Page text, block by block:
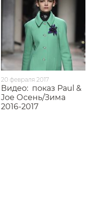
20 февраля 2017
Видео: показ Paul &
Joe Осень/Зима
2016-2017